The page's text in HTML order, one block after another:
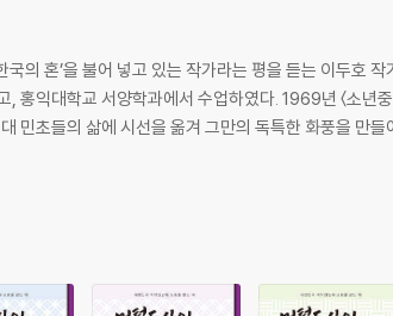
의 혼’을 불어 넣고 있는 작가라는 평을 듣는 이두호
익대학교 서양학과에서 수업하였다. 1969년 〈소년중
초들의 삶에 시선을 옮겨 그만의 독특한 화풍을 만들어